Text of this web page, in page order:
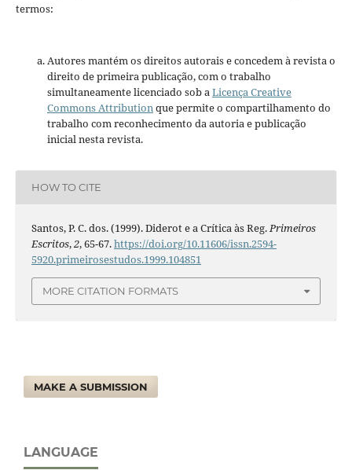
termos:
Autores mantém os direitos autorais e concedem à revista o
direito de primeira publicação, com o trabalho
simultaneamente licenciado sob aLicença Creative
Commons Attributionque permite o compartilhamento do
trabalho com reconhecimento da autoria e publicação
inicial nesta revista.
HOW TO CITE
Santos, P. C. dos. (1999). Diderot e a Crítica às Reg.Primeiros
Escritos,2, 65-67.https://doi.org/10.11606/issn.2594-
5920.primeirosestudos.1999.104851
MORE CITATION FORMATS
MAKE A SUBMISSION
LANGUAGE